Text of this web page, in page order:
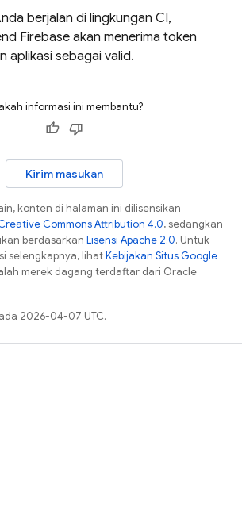
berjalan di lingkungan CI,
Firebase akan menerima token
aplikasi sebagai valid.
informasi ini membantu?
Kirim masukan
konten di halaman ini dilisensikan
Commons Attribution 4.0, sedangkan
berdasarkan Lisensi Apache 2.0. Untuk
selengkapnya, lihatKebijakan Situs Google
merek dagang terdaftar dari Oracle
2026-04-07 UTC.